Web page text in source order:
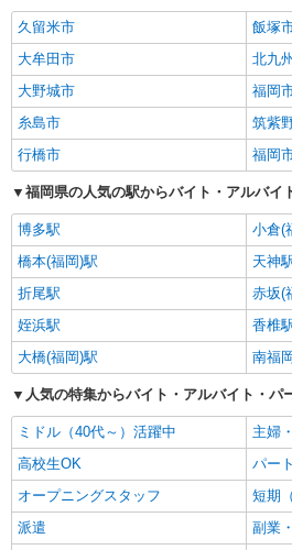
久留米市
飯塚
大牟田市
北九
大野城市
福岡
糸島市
筑紫
行橋市
福岡
福岡県の人気の駅からバイト・アルバイ
博多駅
小倉(
橋本(福岡)駅
天神
折尾駅
赤坂(
姪浜駅
香椎
大橋(福岡)駅
南福
人気の特集からバイト・アルバイト・パ
ミドル（40代～）活躍中
主婦
高校生OK
パート
オープニングスタッフ
短期
派遣
副業